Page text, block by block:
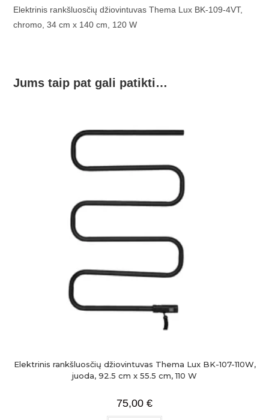
Elektrinis rankšluosčių džiovintuvas Thema Lux BK-109-4VT,
chromo, 34 cm x 140 cm, 120 W
Jums taip pat gali patikti…
Elektrinis rankšluosčių džiovintuvas Thema Lux BK-107-110W,
juoda, 92.5 cm x 55.5 cm, 110 W
75,00 €